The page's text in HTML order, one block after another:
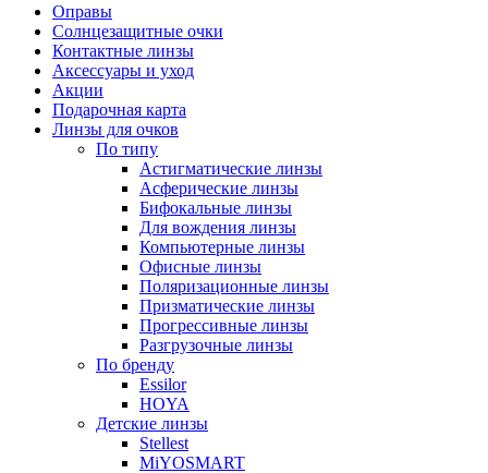
Оправы
Солнцезащитные очки
Контактные линзы
Аксессуары и уход
Акции
Подарочная карта
Линзы для очков
По типу
Астигматические линзы
Асферические линзы
Бифокальные линзы
Для вождения линзы
Компьютерные линзы
Офисные линзы
Поляризационные линзы
Призматические линзы
Прогрессивные линзы
Разгрузочные линзы
По бренду
Essilor
HOYA
Детские линзы
Stellest
MiYOSMART